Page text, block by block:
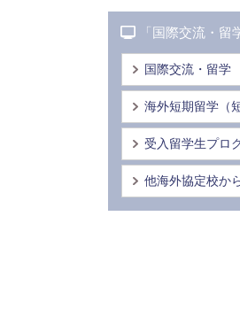
「国際交流・留
国際交流・留学
海外短期留学（
受入留学生プロ
他海外協定校か